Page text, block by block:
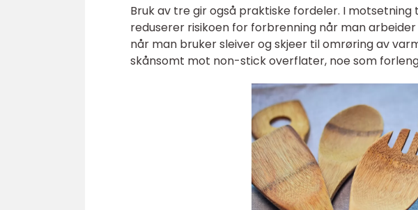
Bruk av tre gir også praktiske fordeler. I
reduserer risikoen for forbrenning når man
når man bruker sleiver og skjeer til omrøring av
skånsomt mot non-stick overflater, noe som